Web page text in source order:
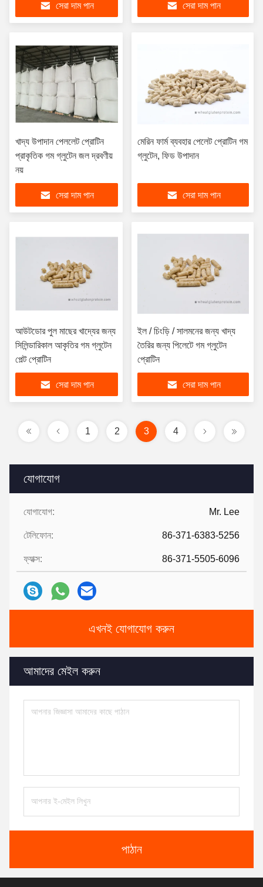
যোগাযোগ
যোগাযোগ: Mr. Lee
টেলিফোন: 86-371-6383-5256
ফ্যাক্স: 86-371-5505-6096
এখনই যোগাযোগ করুন
আমাদের মেইল করুন
পাঠান
সেরা দাম পান সেরা দাম পান
খাদ্য উপাদান পেললেট প্রোটিন
প্রাকৃতিক গম গ্লুটেন জল দ্রবণীয়
নয়
সেরা দাম পান
মেরিন ফার্ম ব্যবহার পেলেট প্রোটিন গম
গ্লুটেন, ফিড উপাদান
সেরা দাম পান
আউটডোর পুল মাছের খাদ্যের জন্য
সিলিন্ডারিকাল আকৃতির গম গ্লুটেন
পেল্ট প্রোটিন
সেরা দাম পান
ইল / চিংড়ি / সালমনের জন্য খাদ্য
তৈরির জন্য পিলেটে গম গ্লুটেন
প্রোটিন
সেরা দাম পান
1 2 3 4